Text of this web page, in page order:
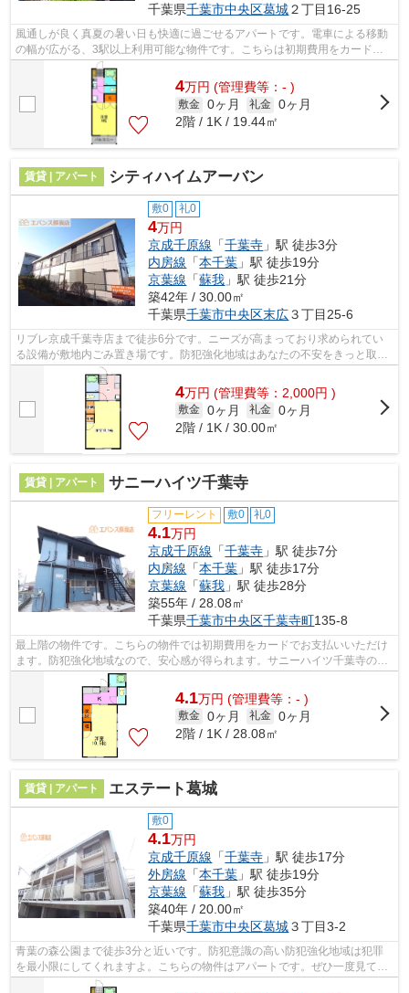
千葉県千葉市中央区葛城２丁目16-25
風通しが良く真夏の暑い日も快適に過ごせるアパートです。電車による移動
の幅が広がる、3駅以上利用可能な物件です。こちらは初期費用をカードで
お支払いいただける物件です。ぜひ一度...
4万円 (管理費等：- )
敷金 0ヶ月 礼金 0ヶ月
2階 / 1K / 19.44㎡
賃貸 | アパート シティハイムアーバン
敷0 礼0
4万円
京成千原線 「千葉寺 」駅 徒歩3分
内房線 「本千葉 」駅 徒歩19分
京葉線 「蘇我 」駅 徒歩21分
築42年 / 30.00㎡
千葉県千葉市中央区末広３丁目25-6
リブレ京成千葉寺店まで徒歩6分です。ニーズが高まっており求められてい
る設備が敷地内ごみ置き場です。防犯強化地域はあなたの不安をきっと取り
除いてくれます。気になるイチオシ物件...
4万円 (管理費等：2,000円 )
敷金 0ヶ月 礼金 0ヶ月
2階 / 1K / 30.00㎡
賃貸 | アパート サニーハイツ千葉寺
フリーレント 敷0 礼0
4.1万円
京成千原線 「千葉寺 」駅 徒歩7分
内房線 「本千葉 」駅 徒歩17分
京葉線 「蘇我 」駅 徒歩28分
築55年 / 28.08㎡
千葉県千葉市中央区千葉寺町135-8
最上階の物件です。こちらの物件では初期費用をカードでお支払いいただけ
ます。防犯強化地域なので、安心感が得られます。サニーハイツ千葉寺の詳
しい情報。京成千原線千葉寺近くで快...
4.1万円 (管理費等：- )
敷金 0ヶ月 礼金 0ヶ月
2階 / 1K / 28.08㎡
賃貸 | アパート エステート葛城
敷0
4.1万円
京成千原線 「千葉寺 」駅 徒歩17分
外房線 「本千葉 」駅 徒歩19分
京葉線 「蘇我 」駅 徒歩35分
築40年 / 20.00㎡
千葉県千葉市中央区葛城３丁目3-2
青葉の森公園まで徒歩3分と近いです。防犯意識の高い防犯強化地域は犯罪
を最小限にしてくれますよ。こちらの物件はアパートです。ぜひ一度見てい
ただきたい、「エステート葛城」です。...